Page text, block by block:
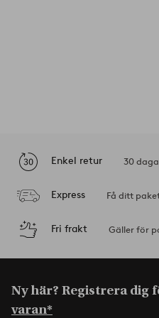
Enkel retur 30
Express Få ditt
Fri frakt Gäller för
Ny här? Registrera dig
varan*